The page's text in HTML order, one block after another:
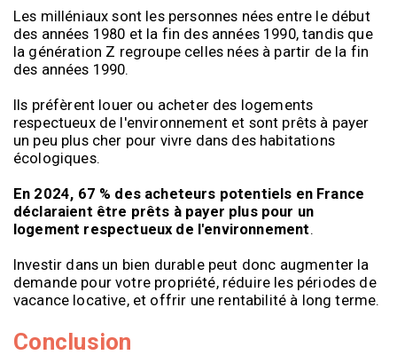
Les milléniaux sont les personnes nées entre le début
des années 1980 et la fin des années 1990, tandis que
la génération Z regroupe celles nées à partir de la fin
des années 1990.
Ils préfèrent louer ou acheter des logements
respectueux de l'environnement et sont prêts à payer
un peu plus cher pour vivre dans des habitations
écologiques.
En 2024, 67 % des acheteurs potentiels en France
déclaraient être prêts à payer plus pour un
logement respectueux de l'environnement.
Investir dans un bien durable peut donc augmenter la
demande pour votre propriété, réduire les périodes de
vacance locative, et offrir une rentabilité à long terme.
Conclusion